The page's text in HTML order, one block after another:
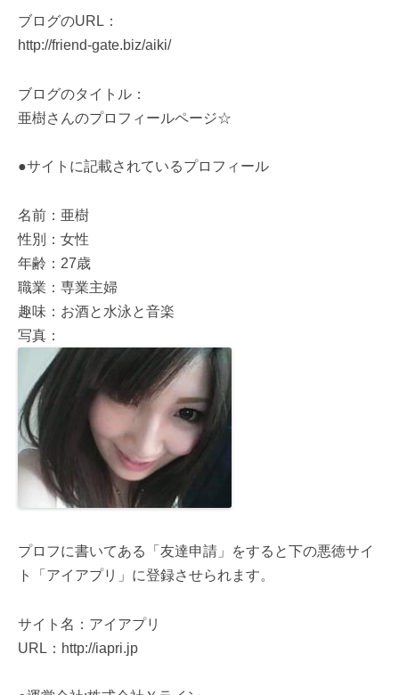
ブログのURL：
http://friend-gate.biz/aiki/
ブログのタイトル：
亜樹さんのプロフィールページ☆
●サイトに記載されているプロフィール
名前：亜樹
性別：女性
年齢：27歳
職業：専業主婦
趣味：お酒と水泳と音楽
写真：
プロフに書いてある「友達申請」をすると下の悪徳サイ
ト「アイアプリ」に登録させられます。
サイト名：アイアプリ
URL：http://iapri.jp